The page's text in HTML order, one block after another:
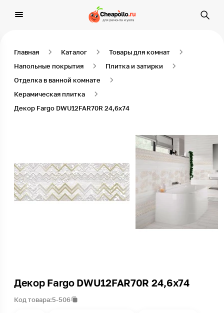
Главная Каталог
Товары для комнат
Напольные покрытия
Плитка и затирки
Отделка в ванной комнате
Керамическая плитка
Декор Fargo DWU12FAR70R 24,6х74
Декор Fargo DWU12FAR70R 24,6х74
Код товара:5-506